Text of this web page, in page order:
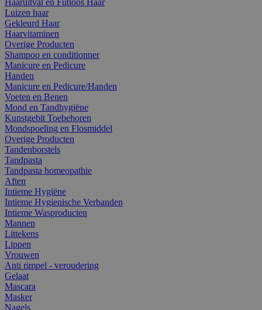
Luizen haar
Gekleurd Haar
Haarvitaminen
Overige Producten
Shampoo en conditionner
Manicure en Pedicure
Handen
Manicure en Pedicure/Handen
Voeten en Benen
Mond en Tandhygiëne
Kunstgebit Toebehoren
Mondspoeling en Flosmiddel
Overige Producten
Tandenborstels
Tandpasta
Tandpasta homeopathie
Aften
Intieme Hygiëne
Intieme Hygienische Verbanden
Intieme Wasproducten
Mannen
Littekens
Lippen
Vrouwen
Anti rimpel - veroudering
Gelaat
Mascara
Masker
Nagels